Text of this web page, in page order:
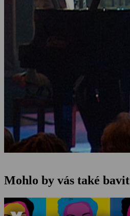
Mohlo by vás také bavit